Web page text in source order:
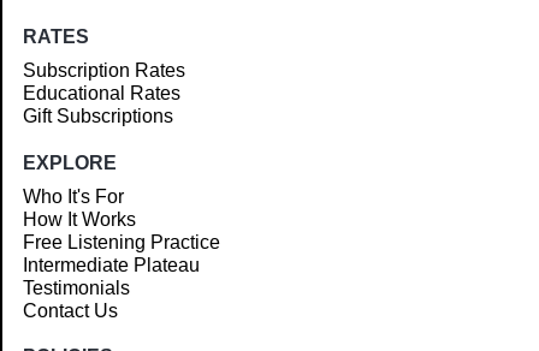
RATES
Subscription Rates
Educational Rates
Gift Subscriptions
EXPLORE
Who It's For
How It Works
Free Listening Practice
Intermediate Plateau
Testimonials
Contact Us